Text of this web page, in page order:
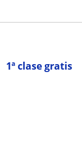
1ª clase gratis